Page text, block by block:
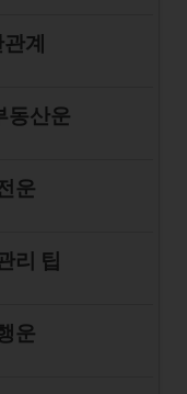
계
동산운
운
리 팁
운